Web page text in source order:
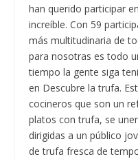
han querido participar
increíble. Con 59
más multitudinaria de
para nosotras es todo
tiempo la gente siga
en Descubre la trufa.
cocineros que son un
platos con trufa, se
dirigidas a un público
de trufa fresca de